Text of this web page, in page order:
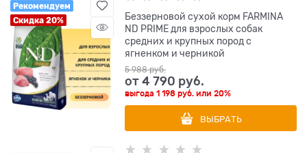
Рекомендуем
Скидка 20%
Беззерновой cухой корм FARMINA
ND PRIME для взрослых собак
средних и крупных пород с
ягненком и черникой
5 988 руб.
от4 790 руб.
выгода1 198 руб. или20%
ВЫБРАТЬ